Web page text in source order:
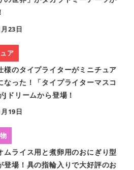
23日
ア
様のタイプライターがミニチュア
なった！「タイプライターマスコ
Jドリームから登場！
19日
ムライス用と煮卵用のおにぎり型
登場！具の指輪入りで大好評のお